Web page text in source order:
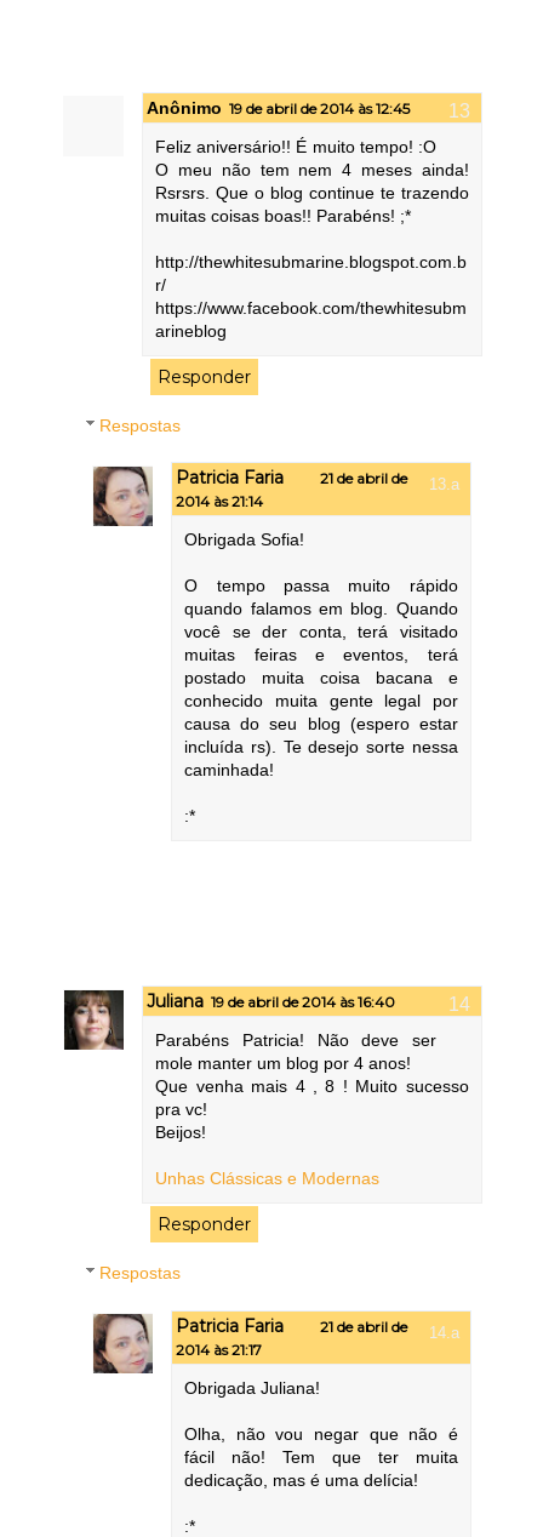
Anônimo 19 de abril de 2014 às 12:45
Feliz aniversário!! É muito tempo! :O
O meu não tem nem 4 meses ainda!
Rsrsrs. Que o blog continue te trazendo
muitas coisas boas!! Parabéns! ;*
http://thewhitesubmarine.blogspot.com.b
r/
https://www.facebook.com/thewhitesubm
arineblog
Responder
Respostas
Patricia Faria
21 de abril de
2014 às 21:14
Obrigada Sofia!
O tempo passa muito rápido
quando falamos em blog. Quando
você se der conta, terá visitado
muitas feiras e eventos, terá
postado muita coisa bacana e
conhecido muita gente legal por
causa do seu blog (espero estar
incluída rs). Te desejo sorte nessa
caminhada!
:*
Juliana 19 de abril de 2014 às 16:40
Parabéns Patricia! Não deve ser
mole manter um blog por 4 anos!
Que venha mais 4 , 8 ! Muito sucesso
pra vc!
Beijos!
Unhas Clássicas e Modernas
Responder
Respostas
Patricia Faria
21 de abril de
2014 às 21:17
Obrigada Juliana!
Olha, não vou negar que não é
fácil não! Tem que ter muita
dedicação, mas é uma delícia!
:*